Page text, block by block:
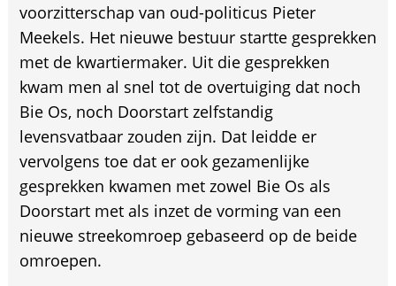
voorzitterschap van oud-politicus Pieter
Meekels. Het nieuwe bestuur startte gesprekken
met de kwartiermaker. Uit die gesprekken
kwam men al snel tot de overtuiging dat noch
Bie Os, noch Doorstart zelfstandig
levensvatbaar zouden zijn. Dat leidde er
vervolgens toe dat er ook gezamenlijke
gesprekken kwamen met zowel Bie Os als
Doorstart met als inzet de vorming van een
nieuwe streekomroep gebaseerd op de beide
omroepen.